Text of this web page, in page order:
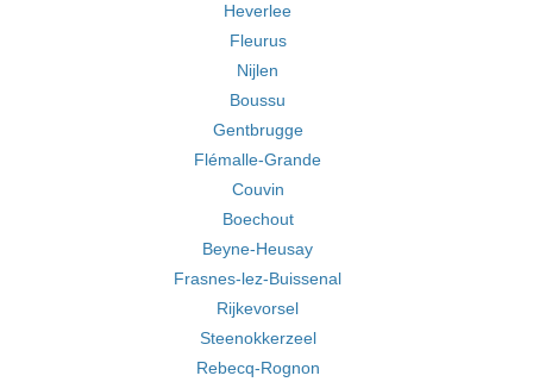
Heverlee
Fleurus
Nijlen
Boussu
Gentbrugge
Flémalle-Grande
Couvin
Boechout
Beyne-Heusay
Frasnes-lez-Buissenal
Rijkevorsel
Steenokkerzeel
Rebecq-Rognon